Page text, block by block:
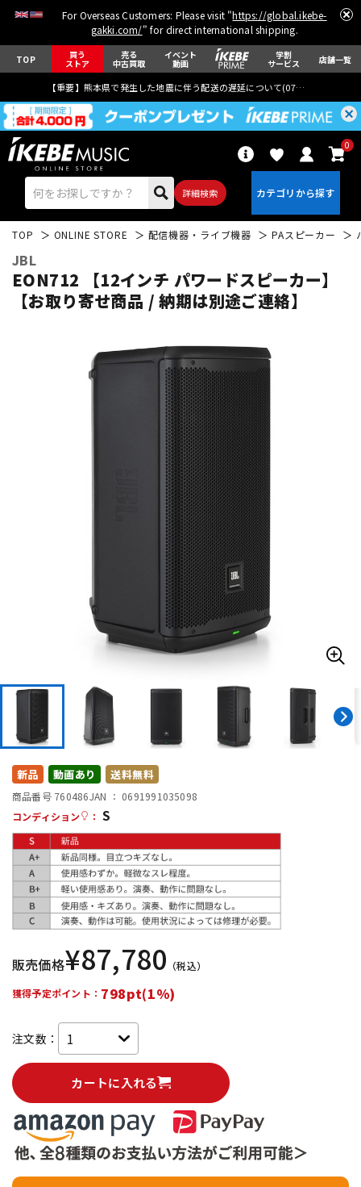
For Overseas Customers: Please visit "https://global.ikebe-
gakki.com/" for direct international shipping.
TOP 買う
ストア
売る
中古買取
イベント
動画
学割
サービス 店舗一覧
【重要】熊本県で発生した地震に伴う配送の遅延について(07月29日
詳細検索
0
ウクレレ
パーカッション
電子ピアノ
その他楽器
アンプ エフェクター
DTM オンライン納品 レコーディング機器
配信/ライブ機器
中古 ヴィンテージ
TOP ONLINE STORE 配信機器・ライブ機器 PAスピーカー
JBL
EON712 【12インチ パワードスピーカー】
【お取り寄せ商品 / 納期は別途ご連絡】
新品 動画あり 送料無料
商品番号 760486JAN ： 0691991035098
コンディション
： S
販売価格¥87,780 （税込）
獲得予定ポイント： 798pt(1%)
注文数：
カートに入れる